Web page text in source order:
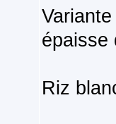
épaisse
Riz